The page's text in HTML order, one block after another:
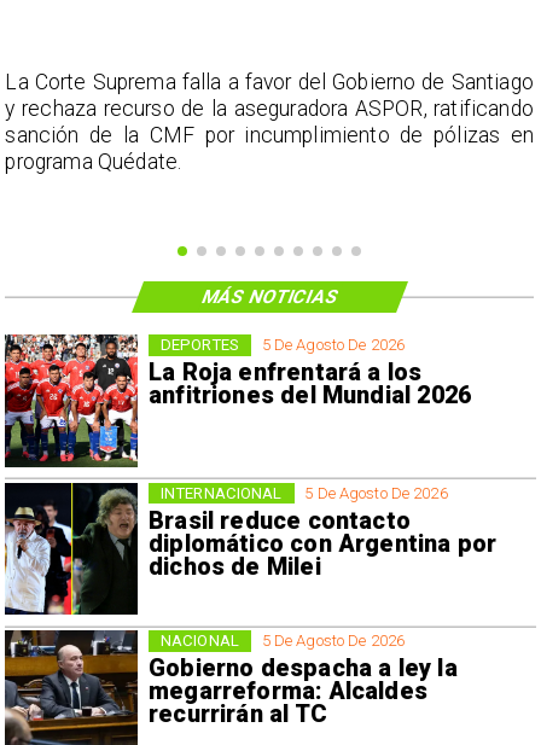
La Corte Suprema falla a favor del Gobierno de Santiago
y rechaza recurso de la aseguradora ASPOR, ratificando
sanción de la CMF por incumplimiento de pólizas en
programa Quédate.
5 De Agosto De 2026
La Roja enfrentará a los
anfitriones del Mundial 2026
DEPORTES
5 De Agosto De 2026
Brasil reduce contacto
diplomático con Argentina por
dichos de Milei
INTERNACIONAL
5 De Agosto De 2026
Gobierno despacha a ley la
megarreforma: Alcaldes
recurrirán al TC
NACIONAL
MÁS NOTICIAS